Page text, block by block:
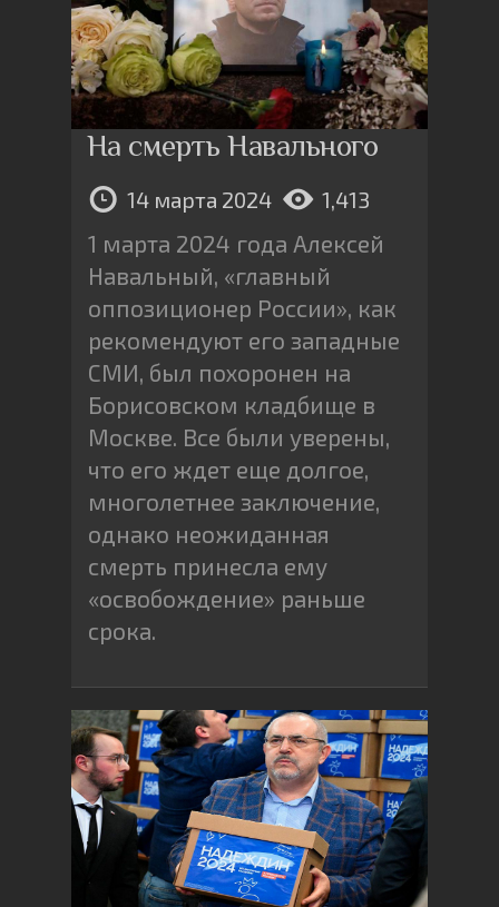
На смерть Навального
14 марта 2024 1,413
1 марта 2024 года Алексей
Навальный, «главный
оппозиционер России», как
рекомендуют его западные
СМИ, был похоронен на
Борисовском кладбище в
Москве. Все были уверены,
что его ждет еще долгое,
многолетнее заключение,
однако неожиданная
смерть принесла ему
«освобождение» раньше
срока.